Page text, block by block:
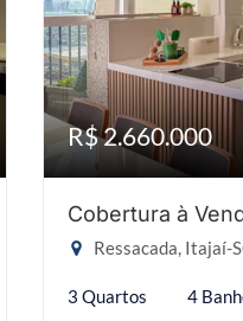
R$ 2.660.000
Cobertura à
Ressacada, Itajaí-
3 Quartos 4